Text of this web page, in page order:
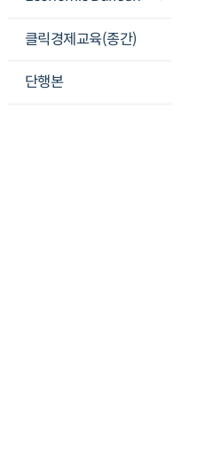
클릭경제교육(종간)
단행본